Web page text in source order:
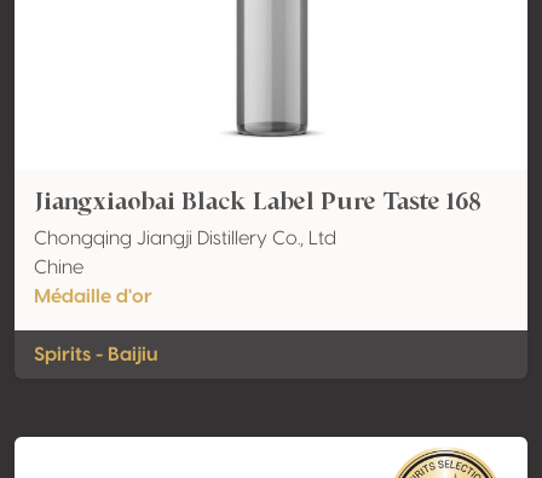
Jiangxiaobai Black Label Pure Taste 168
Chongqing Jiangji Distillery Co., Ltd
Chine
Médaille d'or
Spirits - Baijiu